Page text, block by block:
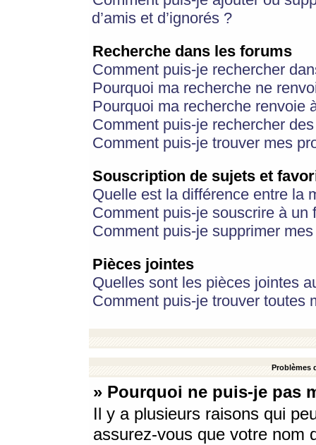
d’amis et d’ignorés ?
Recherche dans les forums
Comment puis-je rechercher
Pourquoi ma recherche ne
Pourquoi ma recherche renvoie
Comment puis-je rechercher
Comment puis-je trouver mes
Souscription de sujets et
Quelle est la différence entre la
Comment puis-je souscrire à
Comment puis-je supprimer
Pièces jointes
Quelles sont les pièces jointes
Comment puis-je trouver toutes
Problèmes
» Pourquoi ne puis-je pas
Il y a plusieurs raisons qui
assurez-vous que votre nom